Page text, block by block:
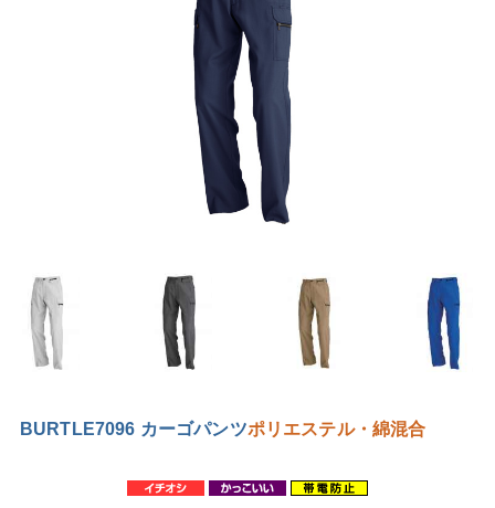
BURTLE7096 カーゴパンツポリエステル・綿混合